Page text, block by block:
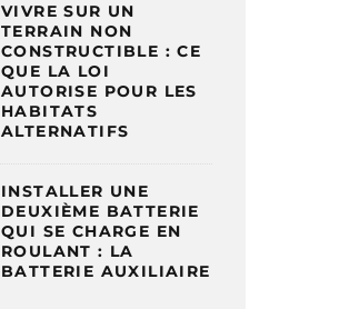
VIVRE SUR UN
TERRAIN NON
CONSTRUCTIBLE : CE
QUE LA LOI
AUTORISE POUR LES
HABITATS
ALTERNATIFS
INSTALLER UNE
DEUXIÈME BATTERIE
QUI SE CHARGE EN
ROULANT : LA
BATTERIE AUXILIAIRE